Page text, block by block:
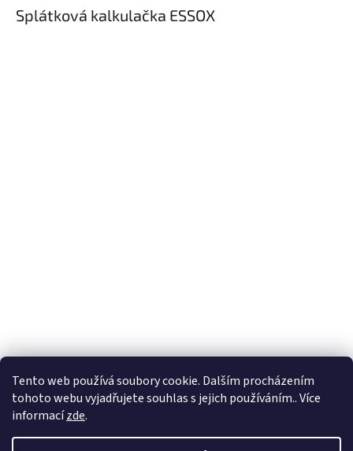
Tento web používá soubory cookie. Dalším procházením
tohoto webu vyjadřujete souhlas s jejich používáním.. Více
informacízde.
Splátková kalkulačka ESSOX